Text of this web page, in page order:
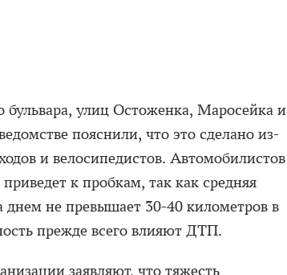
бульвара, улиц Остоженка, Маросейка и
пояснили, что это сделано из-
и велосипедистов. Автомобилистов
к пробкам, так как средняя
днем не превышает 30-40 километров в
прежде всего влияют ДТП.
заявляют, что тяжесть